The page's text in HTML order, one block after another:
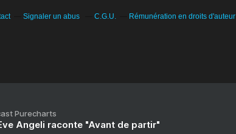
Signaler un abus C.G.U. Rémunération en droits d'auteur
Purecharts
Angeli raconte "Avant de partir"